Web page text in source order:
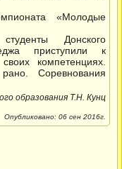
«Молодые
Донского
приступили к
компетенциях.
Соревнования
образования Т.Н. Кунц
Опубликовано: 06 сен 2016г.